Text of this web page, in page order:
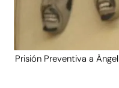
Prisión Preventiva a